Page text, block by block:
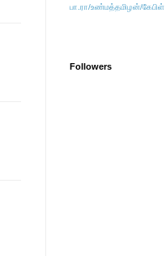
பா.ரா/உண்மத்தமிழன்/கேபிள்
Followers